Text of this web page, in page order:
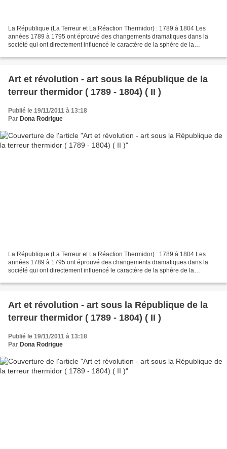
La République (La Terreur et La Réaction Thermidor) : 1789 à 1804 Les
années 1789 à 1795 ont éprouvé des changements dramatiques dans la
société qui ont directement influencé le caractère de la sphère de la
Art et révolution - art sous la République de la
terreur thermidor ( 1789 - 1804) ( II )
Publié le 19/11/2011 à 13:18
Par Dona Rodrigue
La République (La Terreur et La Réaction Thermidor) : 1789 à 1804 Les
années 1789 à 1795 ont éprouvé des changements dramatiques dans la
société qui ont directement influencé le caractère de la sphère de la
Art et révolution - art sous la République de la
terreur thermidor ( 1789 - 1804) ( II )
Publié le 19/11/2011 à 13:18
Par Dona Rodrigue